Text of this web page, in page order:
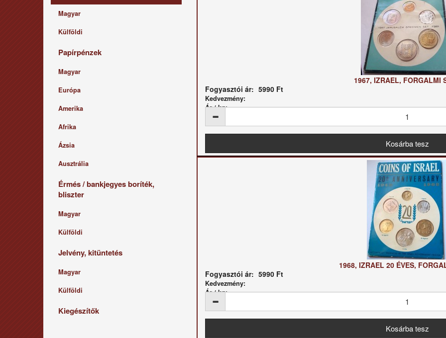
1967, IZRAEL, FORGALMI
Fogyasztói ár: 5990 Ft
Kedvezmény:
Ár / kg:
1968, IZRAEL 20 ÉVES,
Fogyasztói ár: 5990 Ft
Kedvezmény:
Ár / kg:
Magyar
Külföldi
Papírpénzek
Magyar
Európa
Amerika
Afrika
Ázsia
Ausztrália
Érmés / bankjegyes boríték,
bliszter
Magyar
Külföldi
Jelvény, kitüntetés
Magyar
Külföldi
Kiegészítők